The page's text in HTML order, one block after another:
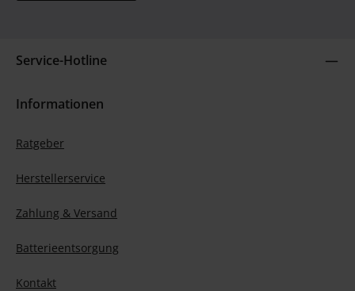
Service-Hotline
Informationen
Ratgeber
Herstellerservice
Zahlung & Versand
Batterieentsorgung
Kontakt